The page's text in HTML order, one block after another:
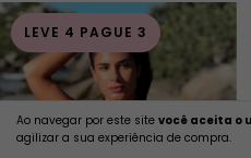
Ao navegar por este site você aceita o
agilizar a sua experiência de compra.
LEVE 4 PAGUE 3